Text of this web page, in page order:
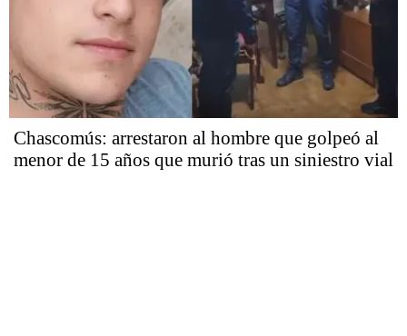
Chascomús: arrestaron al hombre que golpeó al
menor de 15 años que murió tras un siniestro vial